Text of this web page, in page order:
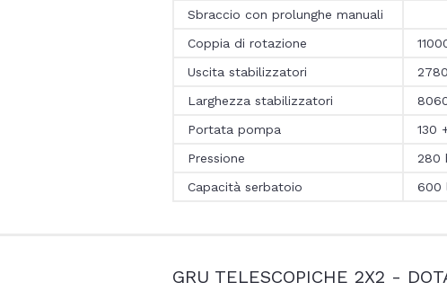
Sbraccio con prolunghe manuali
Coppia di rotazione
Uscita stabilizzatori
Larghezza stabilizzatori
Portata pompa
130
Pressione
280
Capacità serbatoio
600 l
GRU TELESCOPICHE 2X2 -